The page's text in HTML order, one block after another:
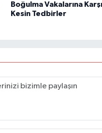
Boğulma Vakalarına Karşı
Kesin Tedbirler